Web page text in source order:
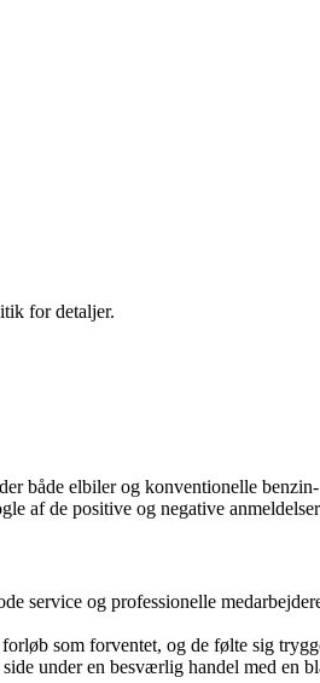
for detaljer.
både elbiler og konventionelle
af de positive og negative
service og professionelle
som forventet, og de følte sig
under en besværlig handel med en